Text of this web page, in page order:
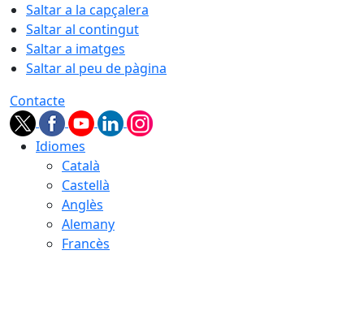
Saltar a la capçalera
Saltar al contingut
Saltar a imatges
Saltar al peu de pàgina
Contacte
Idiomes
Català
Castellà
Anglès
Alemany
Francès